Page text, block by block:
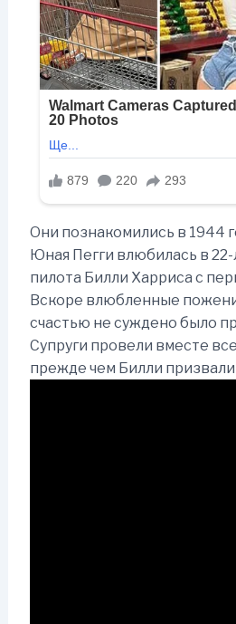
Они познакомились в 1944
Юная Пегги влюбилась в 22-
пилота Билли Харриса с
Вскоре влюбленные
счастью не суждено было
Супруги провели вместе
прежде чем Билли